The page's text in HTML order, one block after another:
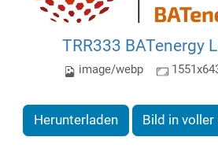
TRR333 BATenergy
image/webp
Herunterladen Bild in voller